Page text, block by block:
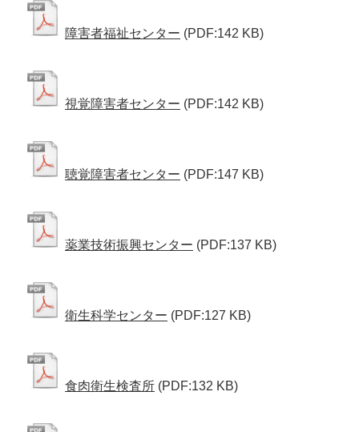
障害者福祉センター (PDF:142 KB)
視覚障害者センター (PDF:142 KB)
聴覚障害者センター (PDF:147 KB)
薬業技術振興センター (PDF:137 KB)
衛生科学センター (PDF:127 KB)
食肉衛生検査所 (PDF:132 KB)